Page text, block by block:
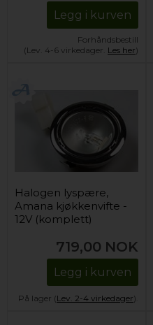
Legg i kurven
Forhåndsbestill
(Lev. 4-6 virkedager. Les her)
Halogen lyspære,
Amana kjøkkenvifte -
12V (komplett)
719,00 NOK
Legg i kurven
På lager (Lev. 2-4 virkedager).